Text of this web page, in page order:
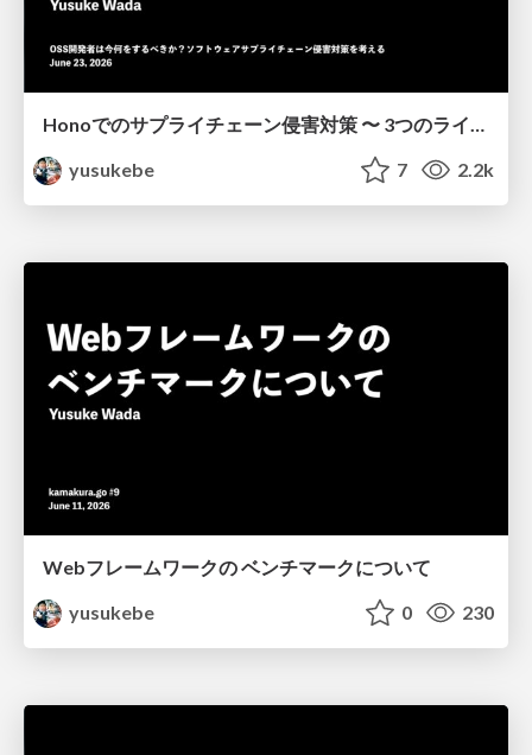
Honoでのサプライチェーン侵害対策 〜 3つのライブラリに学ぶ
yusukebe
7 2.2k
Webフレームワークの ベンチマークについて
yusukebe
0 230